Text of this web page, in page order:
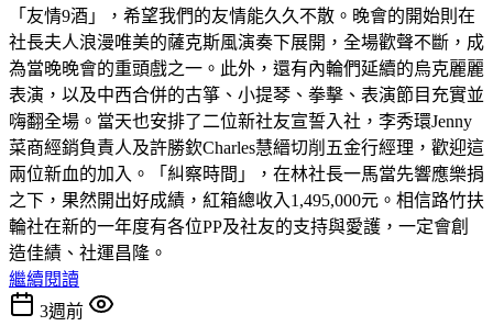
「友情9酒」，希望我們的友情能久久不散。晚會的開始則在
社長夫人浪漫唯美的薩克斯風演奏下展開，全場歡聲不斷，成
為當晚晚會的重頭戲之一。此外，還有內輪們延續的烏克麗麗
表演，以及中西合併的古箏、小提琴、拳擊、表演節目充實並
嗨翻全場。當天也安排了二位新社友宣誓入社，李秀環Jenny
菜商經銷負責人及許勝欽Charles慧縉切削五金行經理，歡迎這
兩位新血的加入。「糾察時間」，在林社長一馬當先響應樂捐
之下，果然開出好成績，紅箱總收入1,495,000元。相信路竹扶
輪社在新的一年度有各位PP及社友的支持與愛護，一定會創
造佳績、社運昌隆。
繼續閱讀
3週前